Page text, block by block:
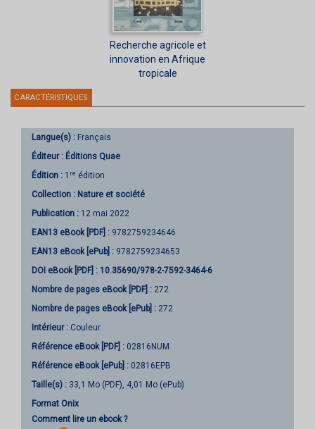
Recherche agricole et
innovation en Afrique
tropicale
CARACTÉRISTIQUES
Langue(s) : Français
Éditeur : Éditions Quae
Édition : 1 re édition
Collection : Nature et société
Publication : 12 mai 2022
EAN13 eBook [PDF] : 9782759234646
EAN13 eBook [ePub] : 9782759234653
DOI eBook [PDF] : 10.35690/978-2-7592-3464-6
Nombre de pages eBook [PDF] : 272
Nombre de pages eBook [ePub] : 272
Intérieur : Couleur
Référence eBook [PDF] : 02816NUM
Référence eBook [ePub] : 02816EPB
Taille(s) : 33,1 Mo (PDF), 4,01 Mo (ePub)
Format Onix
Comment lire un ebook ?